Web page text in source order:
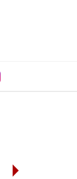
1963. október